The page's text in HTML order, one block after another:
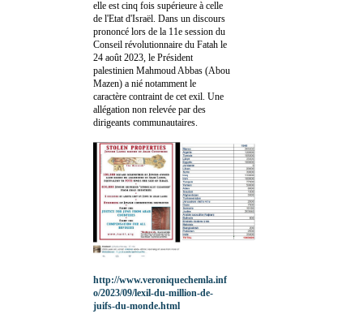
elle est cinq fois supérieure à celle
de l'Etat d'Israël. Dans un discours
prononcé lors de la 11e session du
Conseil révolutionnaire du Fatah le
24 août 2023, le Président
palestinien Mahmoud Abbas (Abou
Mazen) a nié notamment le
caractère contraint de cet exil. Une
allégation non relevée par des
dirigeants communautaires.
http://www.veroniquechemla.inf
o/2023/09/lexil-du-million-de-
juifs-du-monde.html